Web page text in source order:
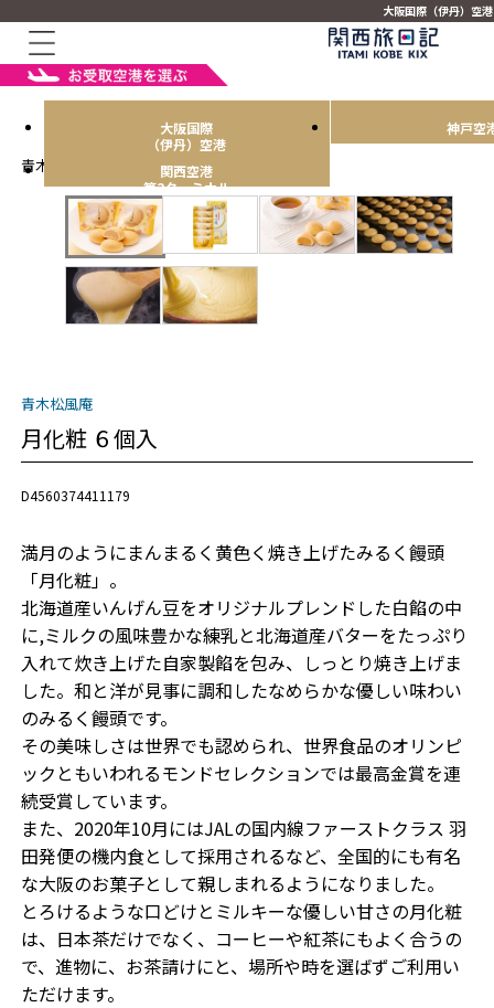
大阪国際（伊丹）空
大阪国際
（伊丹）空港
神戸空
関西空港
第2ターミナル
青木松風庵
青木松風庵
月化粧 ６個入
D4560374411179
満月のようにまんまるく黄色く焼き上げたみるく饅頭
「月化粧」。
北海道産いんげん豆をオリジナルプレンドした白餡の中
に,ミルクの⾵味豊かな練乳と北海道産バターをたっぷり
⼊れて炊き上げた自家製餡を包み、しっとり焼き上げま
した。和と洋が⾒事に調和したなめらかな優しい味わい
のみるく饅頭です。
その美味しさは世界でも認められ、世界食品のオリンピ
ックともいわれるモンドセレクションでは最高金賞を連
続受賞しています。
また、2020年10月にはJALの国内線ファーストクラス 羽
田発便の機内食として採用されるなど、全国的にも有名
な大阪のお菓子として親しまれるようになりました。
とろけるような口どけとミルキーな優しい甘さの月化粧
は、日本茶だけでなく、コーヒーや紅茶にもよく合うの
で、進物に、お茶請けにと、場所や時を選ばずご利用い
ただけます。